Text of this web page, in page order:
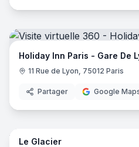
Holiday Inn Paris - Gare De
11 Rue de Lyon, 75012 Paris
Partager Google
Le Glacier